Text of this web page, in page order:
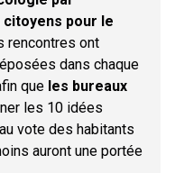
pour le
rencontres ont
dans chaque
que les bureaux
les 10 idées
vote des habitants
auront une portée